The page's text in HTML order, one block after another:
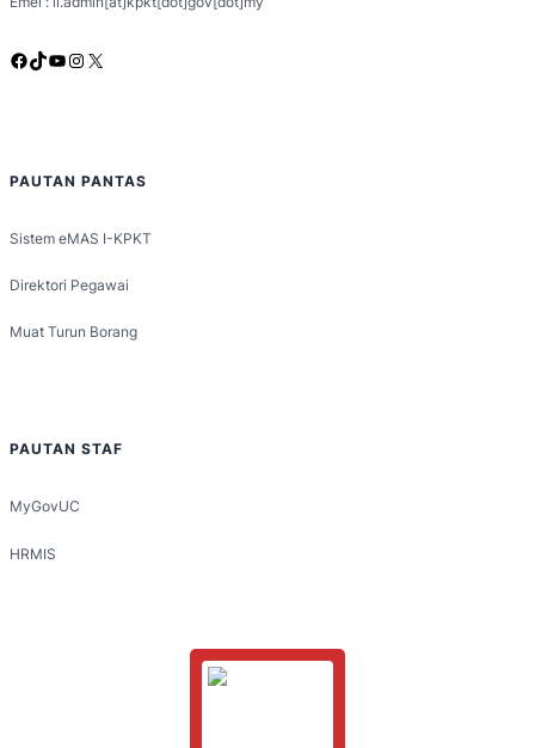
Facebook TikTok YouTube Instagram X
PAUTAN PANTAS
Sistem eMAS I-KPKT
Direktori Pegawai
Muat Turun Borang
PAUTAN STAF
MyGovUC
HRMIS